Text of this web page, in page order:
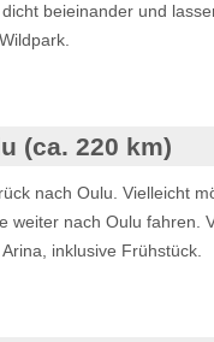
beieinander und
(ca. 220 km)
nach Oulu. Vielleicht
nach Oulu
inklusive Frühstück.